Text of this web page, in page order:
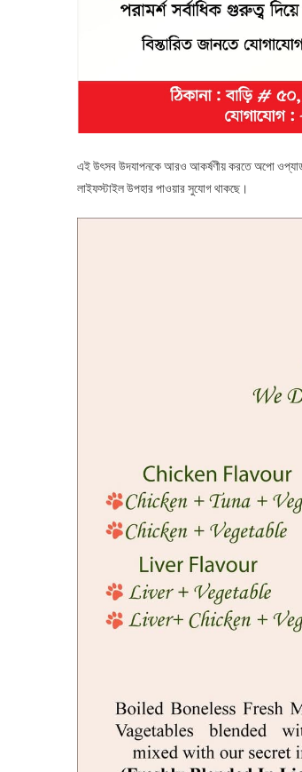
এই উৎসব উদযাপনকে আরও আকর্ষণীয় করতে অপো
লাইফস্টাইল উপহার পাওয়ার সুযোগ থাকছে।